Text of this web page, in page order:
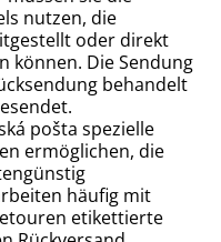
nutzen, die
oder direkt
können. Die Sendung
behandelt
pošta spezielle
ermöglichen, die
häufig mit
etikettierte